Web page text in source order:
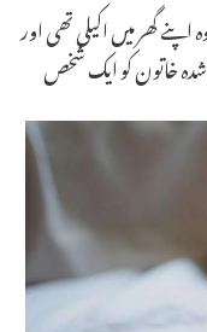
گھر میں اکیلی تھی اور